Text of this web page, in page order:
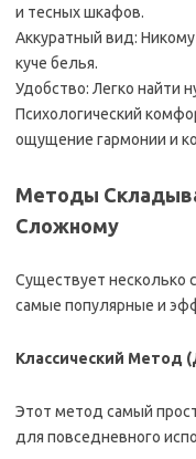
и тесных шкафов.
Аккуратный вид: Никому
куче белья.
Удобство: Легко найти
Психологический
ощущение гармонии и
Методы
Сложному
Существует несколько
самые популярные и
Классический Метод
Этот метод самый
для повседневного